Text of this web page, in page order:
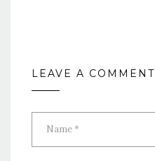
LEAVE A COMMENT